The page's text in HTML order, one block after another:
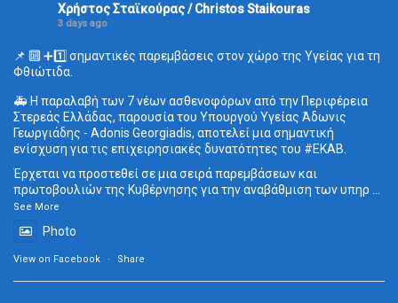
Χρήστος Σταϊκούρας / Christos Staikouras
3 days ago
📌 🔟 ➕1️⃣ σημαντικές παρεμβάσεις στον χώρο της Υγείας για τη
Φθιώτιδα.
🚑 Η παραλαβή των 7 νέων ασθενοφόρων από την Περιφέρεια
Στερεάς Ελλάδας, παρουσία του Υπουργού Υγείας Άδωνις
Γεωργιάδης - Adonis Georgiadis, αποτελεί μια σημαντική
ενίσχυση για τις επιχειρησιακές δυνατότητες του #ΕΚΑΒ
Έρχεται να προστεθεί σε μια σειρά παρεμβάσεων και
πρωτοβουλιών της Κυβέρνησης για την αναβάθμιση των υπηρ
See More
Photo
View on Facebook · Share